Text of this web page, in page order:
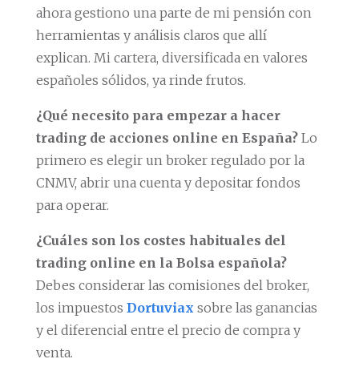
ahora gestiono una parte de mi pensión con
herramientas y análisis claros que allí
explican. Mi cartera, diversificada en valores
españoles sólidos, ya rinde frutos.
¿Qué necesito para empezar a hacer
trading de acciones online en España?Lo
primero es elegir un broker regulado por la
CNMV, abrir una cuenta y depositar fondos
para operar.
¿Cuáles son los costes habituales del
trading online en la Bolsa española?
Debes considerar las comisiones del broker,
los impuestos Dortuviax sobre las ganancias
y el diferencial entre el precio de compra y
venta.